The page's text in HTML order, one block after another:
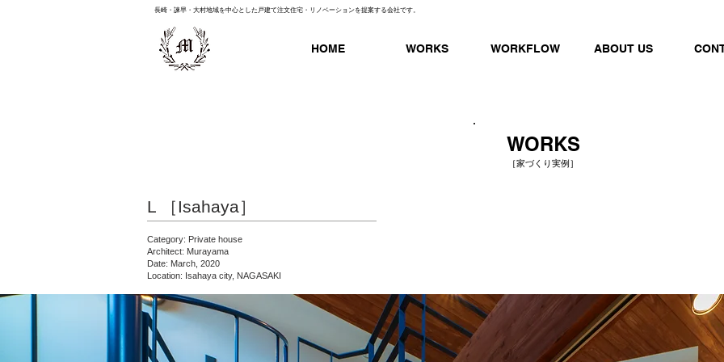
長崎・諫早・大村地域を中心とした戸建て注文住宅・リノベーションを提案する会社です。
HOME WORKS WORKFLOW ABOUT US
WORKS
［家づくり実例］
L ［Isahaya］
Category: Private house
Architect: Murayama
Date: March, 2020
Location: Isahaya city, NAGASAKI